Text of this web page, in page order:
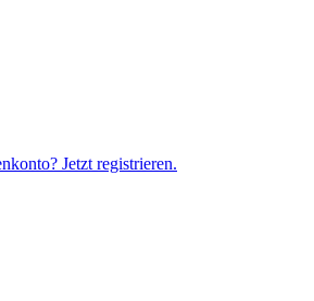
Jetzt registrieren.